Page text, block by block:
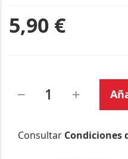
5,90 €
Consultar Condiciones